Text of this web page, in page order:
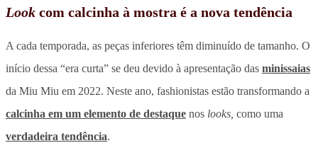
Look com calcinha à mostra é a nova tendência
A cada temporada, as peças inferiores têm diminuído de tamanho. O
início dessa “era curta” se deu devido à apresentação das minissaias
da Miu Miu em 2022. Neste ano, fashionistas estão transformando a
calcinha em um elemento de destaque nos looks, como uma
verdadeira tendência.